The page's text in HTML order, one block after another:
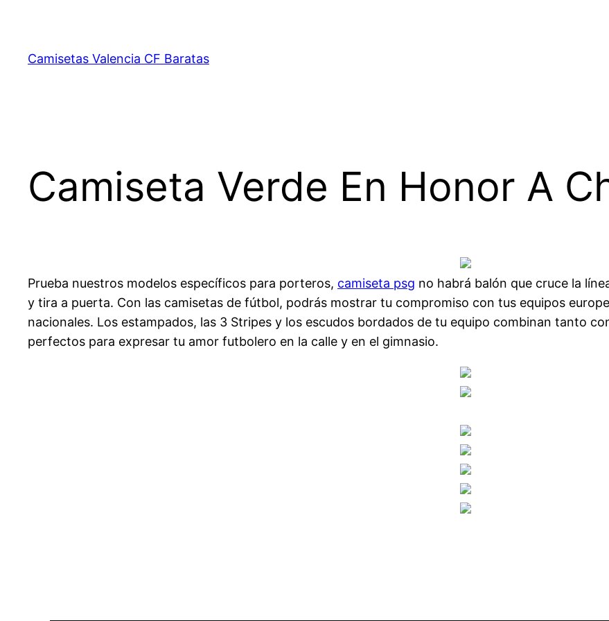
contenido
Camisetas Valencia CF Baratas
Camiseta Verde En Honor A
Prueba nuestros modelos específicos para porteros, camiseta psg no habrá balón que cruce la
y tira a puerta. Con las camisetas de fútbol, podrás mostrar tu compromiso con tus equipos
nacionales. Los estampados, las 3 Stripes y los escudos bordados de tu equipo combinan tanto
perfectos para expresar tu amor futbolero en la calle y en el gimnasio.